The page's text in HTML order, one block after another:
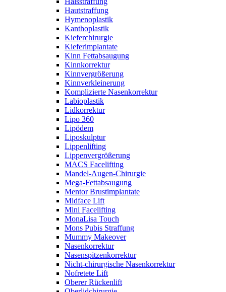
Hautstraffung
Hymenoplastik
Kanthoplastik
Kieferchirurgie
Kieferimplantate
Kinn Fettabsaugung
Kinnkorrektur
Kinnvergrößerung
Kinnverkleinerung
Komplizierte Nasenkorrektur
Labioplastik
Lidkorrektur
Lipo 360
Lipödem
Liposkulptur
Lippenlifting
Lippenvergrößerung
MACS Facelifting
Mandel-Augen-Chirurgie
Mega-Fettabsaugung
Mentor Brustimplantate
Midface Lift
Mini Facelifting
MonaLisa Touch
Mons Pubis Straffung
Mummy Makeover
Nasenkorrektur
Nasenspitzenkorrektur
Nicht-chirurgische Nasenkorrektur
Nofretete Lift
Oberer Rückenlift